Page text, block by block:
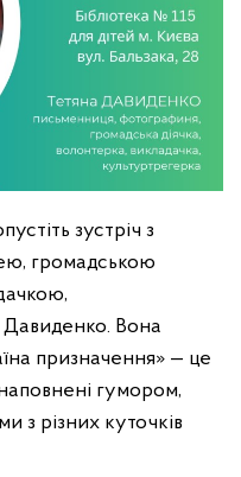
зустріч з
громадською
Вона
призначення» — це
гумором,
з різних куточків